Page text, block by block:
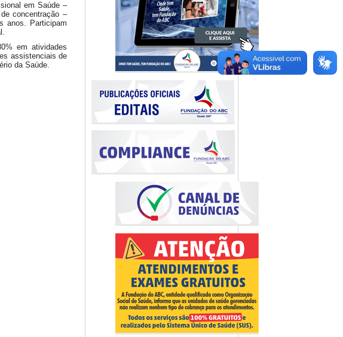
em Saúde –
concentração –
anos. Participam
em atividades
assistenciais de
da Saúde.